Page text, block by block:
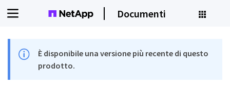
Documenti
È disponibile una versione più recente di questo
prodotto.